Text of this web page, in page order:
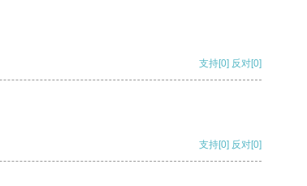
支持[0] 反对[0]
支持[0] 反对[0]